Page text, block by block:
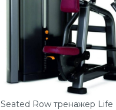
Seated Row тренажер Life